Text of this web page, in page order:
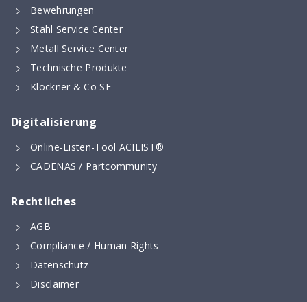
Stoss- & Verankerungslängen und
Mindestabmessungen von Abbiegeformen -
digital berechnet nach neuer SIA 262 (2025)
Bewehrungen
Stahl Service Center
Metall Service Center
Technische Produkte
Klöckner & Co SE
Digitalisierung
Online-Listen-Tool ACILIST®
CADENAS / Partcommunity
Rechtliches
AGB
Compliance / Human Rights
Datenschutz
Disclaimer